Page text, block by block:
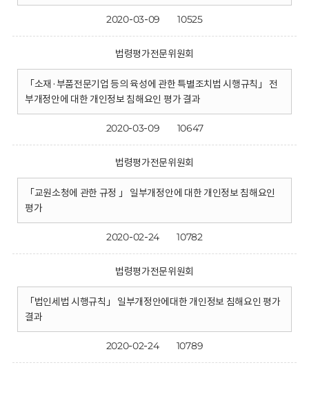
2020-03-09 10525
법령평가전문위원회
「소재·부품전문기업 등의 육성에 관한 특별조치법 시행규칙」 전
부개정안에 대한 개인정보 침해요인 평가 결과
2020-03-09 10647
법령평가전문위원회
「교원소청에 관한 규정 」 일부개정안에 대한 개인정보 침해요인
평가
2020-02-24 10782
법령평가전문위원회
「법인세법 시행규칙」 일부개정안에대한 개인정보 침해요인 평가
결과
2020-02-24 10789